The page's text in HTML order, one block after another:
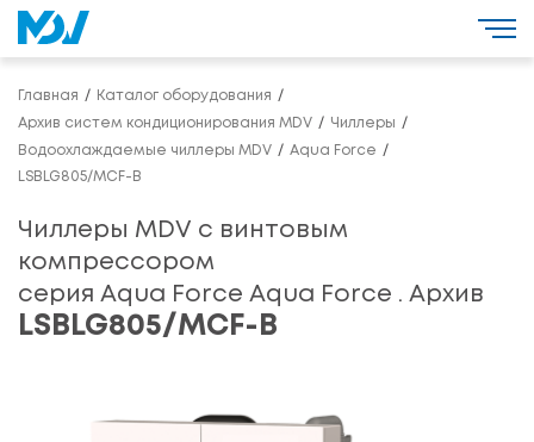
Главная Каталог оборудования
Архив систем кондиционирования MDV Чиллеры
Водоохлаждаемые чиллеры MDV
Aqua Force
LSBLG805/MCF-B
Чиллеры MDV с винтовым
компрессором
серия Aqua Force Aqua Force . Архив
LSBLG805/MCF-B